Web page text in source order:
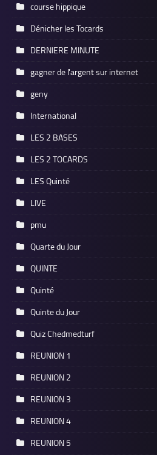
course hippique
Dénicher les Tocards
DERNIERE MINUTE
gagner de l'argent sur internet
geny
International
LES 2 BASES
LES 2 TOCARDS
LES Quinté
LIVE
pmu
Quarte du Jour
QUINTE
Quinté
Quinte du Jour
Quiz Chedmedturf
REUNION 1
REUNION 2
REUNION 3
REUNION 4
REUNION 5